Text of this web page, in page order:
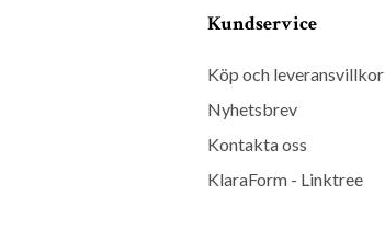
Kundservice
Köp och leveransvillkor
Nyhetsbrev
Kontakta oss
KlaraForm - Linktree